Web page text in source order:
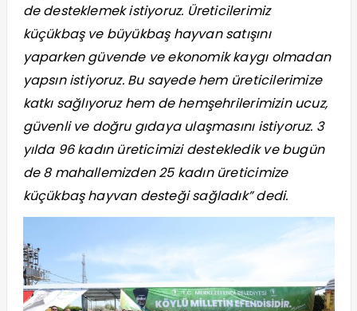
de desteklemek istiyoruz. Üreticilerimiz
küçükbaş ve büyükbaş hayvan satışını
yaparken güvende ve ekonomik kaygı olmadan
yapsın istiyoruz. Bu sayede hem üreticilerimize
katkı sağlıyoruz hem de hemşehrilerimizin ucuz,
güvenli ve doğru gıdaya ulaşmasını istiyoruz. 3
yılda 96 kadın üreticimizi destekledik ve bugün
de 8 mahallemizden 25 kadın üreticimize
küçükbaş hayvan desteği sağladık” dedi.